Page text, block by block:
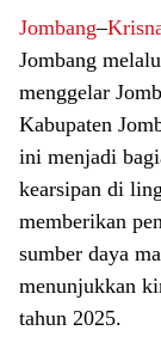
Jombang–
Jombang
menggelar
Kabupaten
ini menjadi
kearsipan di
memberikan
sumber daya
menunjukkan
tahun 2025.